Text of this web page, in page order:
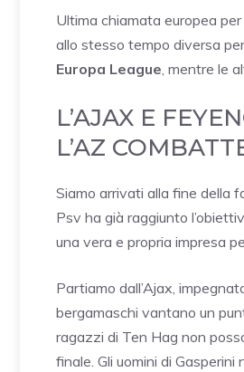
Ultima chiamata europea
allo stesso tempo diversa
Europa League, mentre le
L’AJAX E
L’AZ
Siamo arrivati alla fine della
Psv ha già raggiunto
una vera e propria impresa
Partiamo dall’Ajax,
bergamaschi vantano un
ragazzi di Ten Hag non
finale. Gli uomini di